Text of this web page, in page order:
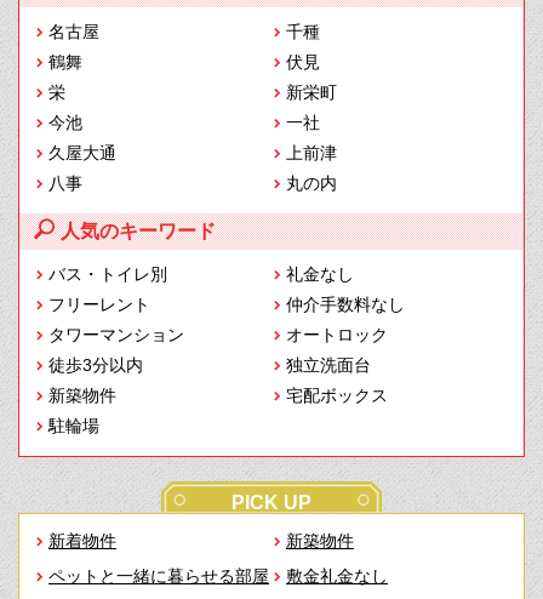
名古屋
千種
鶴舞
伏見
栄
新栄町
今池
一社
久屋大通
上前津
八事
丸の内
人気のキーワード
バス・トイレ別
礼金なし
フリーレント
仲介手数料なし
タワーマンション
オートロック
徒歩3分以内
独立洗面台
新築物件
宅配ボックス
駐輪場
PICK UP
新着物件
新築物件
ペットと一緒に暮らせる部屋
敷金礼金なし